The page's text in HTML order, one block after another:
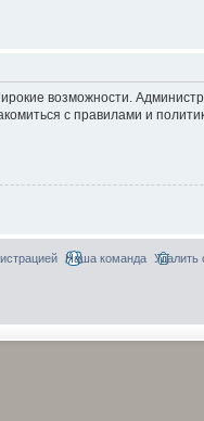
возможности.
с правилами и
Удалить
Наша команда